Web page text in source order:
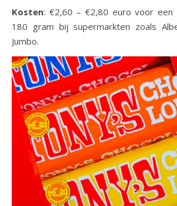
Kosten: €2,60 – €2,80 euro voor een
180 gram bij supermarkten zoals
Jumbo.